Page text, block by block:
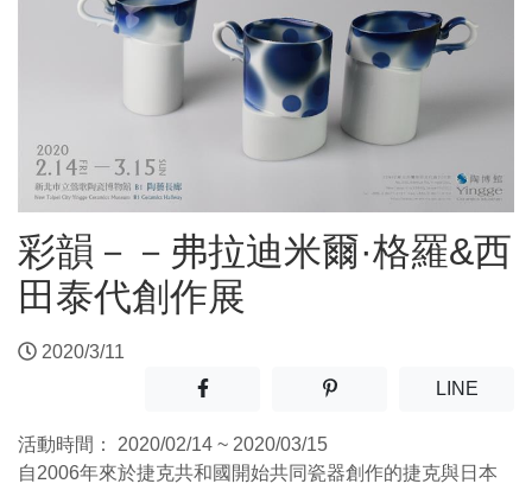
彩韻－－弗拉迪米爾·格羅&西
田泰代創作展
2020/3/11
分享至facebook(另開新視窗)
分享至噗浪(另開新視窗)
LINE(另開
活動時間：
2020/02/14 ~ 2020/03/15
自2006年來於捷克共和國開始共同瓷器創作的捷克與日本